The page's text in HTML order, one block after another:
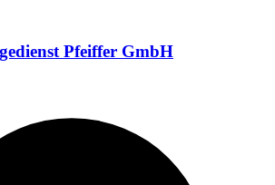
Pfeiffer GmbH